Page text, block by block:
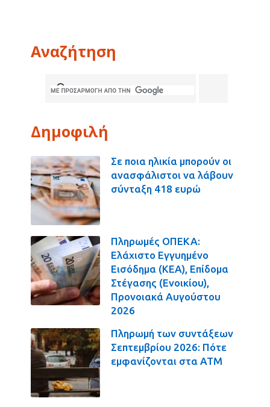
Αναζήτηση
Δημοφιλή
Σε ποια ηλικία μπορούν οι
ανασφάλιστοι να λάβουν
σύνταξη 418 ευρώ
Πληρωμές ΟΠΕΚΑ:
Ελάχιστο Εγγυημένο
Εισόδημα (ΚΕΑ), Επίδομα
Στέγασης (Ενοικίου),
Προνοιακά Αυγούστου
2026
Πληρωμή των συντάξεων
Σεπτεμβρίου 2026: Πότε
εμφανίζονται στα ΑΤΜ